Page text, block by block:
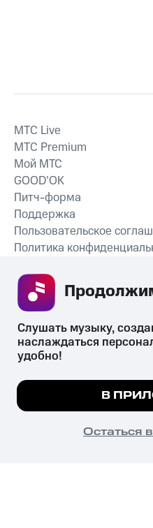
СКАЧАТЬ
MTС Live
MTС Premium
Мой МТС
GOOD’OK
Питч-форма
Поддержка
Пользовательское
Политика
психотропных веществ, их
их незаконный оборот
законодательством
© 2026 ООО «КИОН».
Все права защищены
Мы используем куки,
Подробнее
Слушать музыку,
наслаждаться
удобно!
В
Остаться